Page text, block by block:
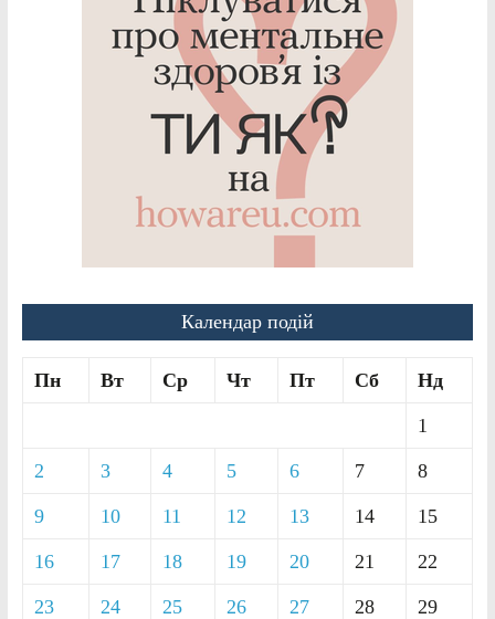
Календар подій
Пн Вт Ср Чт Пт Сб Нд
1
2 3 4 5 6 7 8
9 10 11 12 13 14 15
16 17 18 19 20 21 22
23 24 25 26 27 28 29